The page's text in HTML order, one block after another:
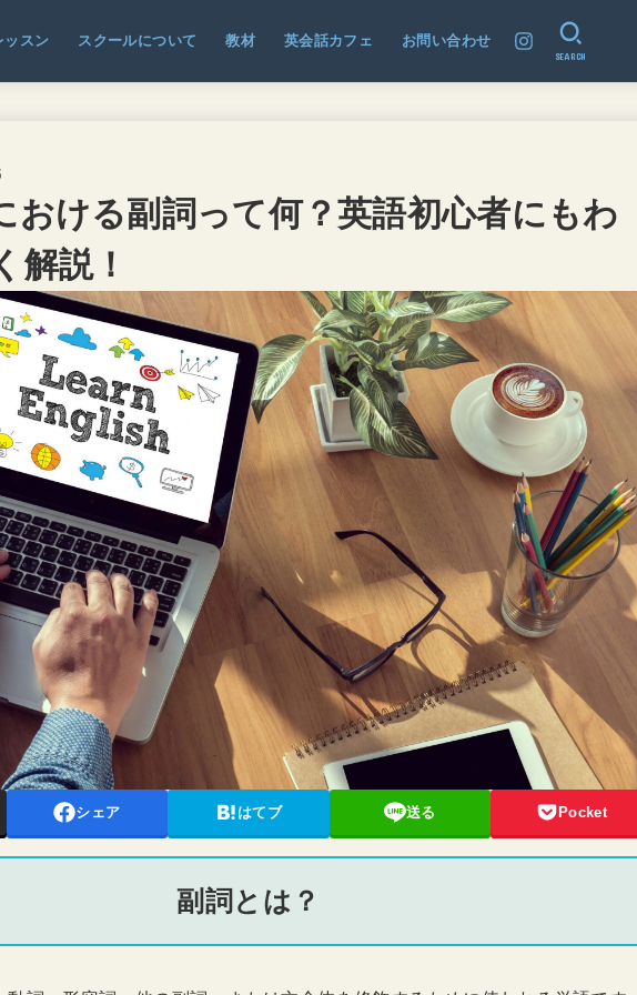
ッスン スクールについて 教材 英会話カフェ お問い合わせ
SEARCH
おける副詞って何？英語初心者にもわ
解説！
シェア はてブ 送る Pocket
副詞とは？